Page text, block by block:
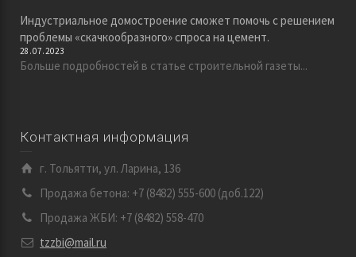
Индустриальное домостроение сможет помочь с решением
проблемы «скачкообразного» спроса на цемент.
28.07.2023
Больше подробностей в статье строительной газеты...
Контактная информация
г. Тольятти, ул. Ларина, 136
Продажа бетона: +7 (8482) 555-600 (доб.122)
Продажа ЖБИ: +7 (8482) 558-470
tzzbi@mail.ru